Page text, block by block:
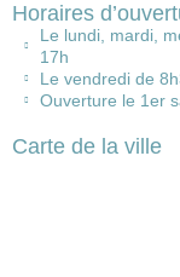
Horaires
Le lundi, mardi,
17h
Le vendredi de
Ouverture le 1er
Carte de la ville